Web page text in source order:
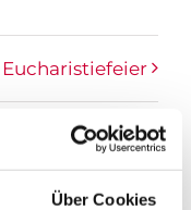
Über Cookies
Eucharistiefeier